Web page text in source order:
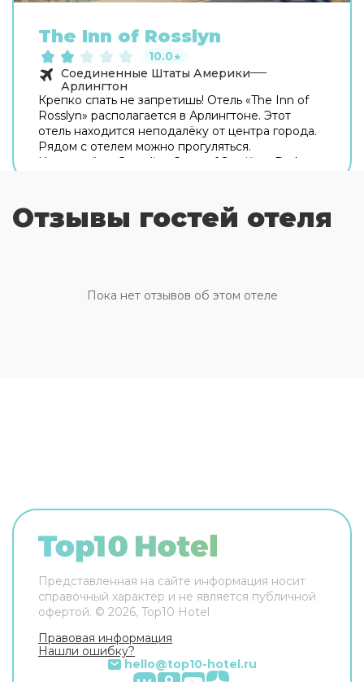
The Inn of Rosslyn
10.0★
Соединенные Штаты Америки
Арлингтон
Крепко спать не запретишь! Отель «The Inn of
Rosslyn» располагается в Арлингтоне. Этот
отель находится неподалёку от центра города.
Рядом с отелем можно прогуляться.
Неподалёку: Canadian Cross of Sacrifice, Dark
бесплатной парковке. Дополнительно:
прачечная и гладильные услуги. Сотрудники
Отзывы гостей отеля
Пока нет отзывов об этом отеле
Представленная на сайте информация носит
справочный характер и не является публичной
офертой. © 2026, Top10 Hotel
Правовая информация
Нашли ошибку?
hello@top10-hotel.ru